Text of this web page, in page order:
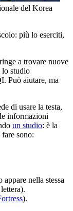
del Korea
più lo eserciti,
a trovare nuove
lo studio
Può aiutare, ma
di usare la testa,
informazioni
un studio: è la
sono:
nella stessa
).